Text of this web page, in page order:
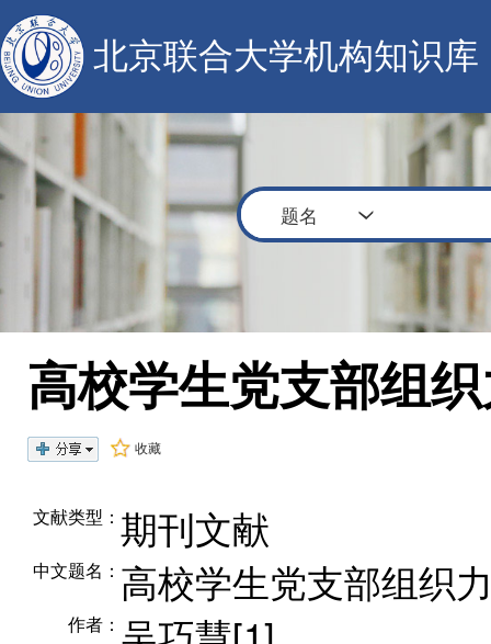
北京联合大学机构知识库
题名
高校学生党支部组
收藏
文献类型： 期刊文献
中文题名： 高校学生党支部组织
作者：